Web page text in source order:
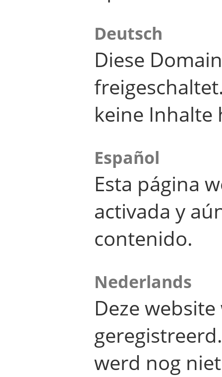
Deutsch
Diese
keine Inhalte
Español
Esta página
activada y
contenido.
Nederlands
Deze
werd nog